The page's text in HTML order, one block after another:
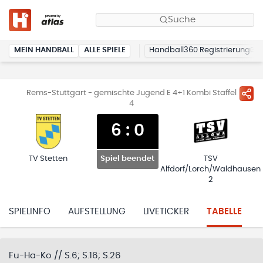
Suche
MEIN HANDBALL ALLE SPIELE Handball360 Registrierung
Rems-Stuttgart - gemischte Jugend E 4+1 Kombi Staffel
4
TV Stetten
6 : 0
Spiel beendet
TSV
Alfdorf/Lorch/Waldhausen
2
SPIELINFO AUFSTELLUNG LIVETICKER TABELLE
Fu-Ha-Ko // S.6; S.16; S.26